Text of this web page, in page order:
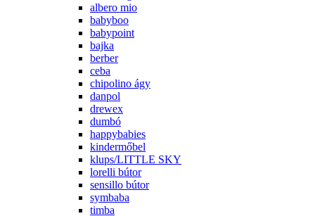
albero mio
babyboo
babypoint
bajka
berber
ceba
chipolino ágy
danpol
drewex
dumbó
happybabies
kindermőbel
klups/LITTLE SKY
lorelli bútor
sensillo bútor
symbaba
timba